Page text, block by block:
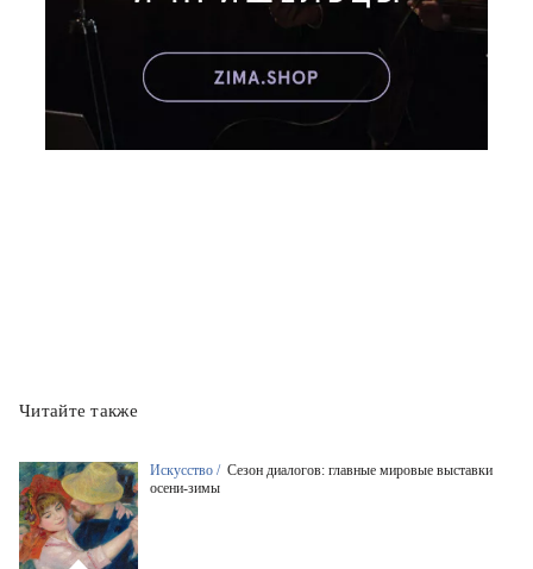
Читайте также
Искусство / Сезон диалогов: главные мировые выставки
осени-зимы